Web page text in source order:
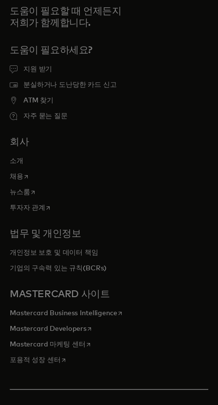
도움이 필요할 때 언제든지
저희가 함께합니다.
도움이 필요하세요?
지원 받기
분실하거나 도난당한 카드 신고
ATM 찾기
자주 묻는 질문
회사
소개
채용새 탭에서 열림
뉴스룸새 탭에서 열림
투자자 관계 새 탭에서 열림
법무 및 개인정보
개인정보 보호 및 데이터 책임
기업의 구속력 있는 규칙(BCRs)
MASTERCARD 사이트
Mastercard Business Intelligence새 탭에서 열림
Mastercard Developers새 탭에서 열림
Mastercard 마케팅 센터 새 탭에서 열림
포용적 성장 센터 새 탭에서 열림